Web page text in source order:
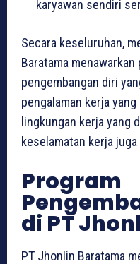
karyawan sendiri
Secara keseluruhan,
Baratama
pengembangan diri
pengalaman kerja
lingkungan kerja yang
keselamatan kerja
Program
di PT
PT Jhonlin Baratama